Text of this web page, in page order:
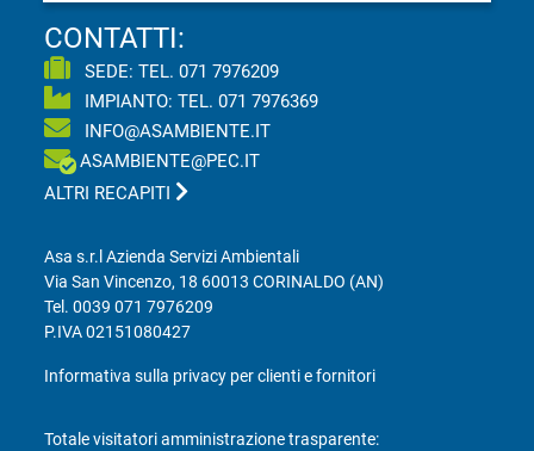
CONTATTI:
SEDE: TEL.071 7976209
IMPIANTO: TEL.071 7976369
INFO@ASAMBIENTE.IT
ASAMBIENTE@PEC.IT
ALTRI RECAPITI
Asa s.r.l Azienda Servizi Ambientali
Via San Vincenzo, 18 60013 CORINALDO (AN)
Tel.0039 071 7976209
P.IVA 02151080427
Informativa sulla privacy per clienti e fornitori
Totale visitatori amministrazione trasparente: